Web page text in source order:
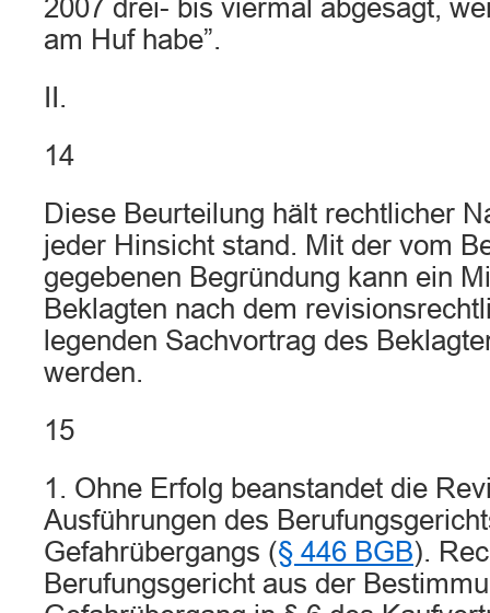
2007 drei- bis viermal abgesagt,
am Huf habe”.
II.
14
Diese Beurteilung hält rechtlicher
jeder Hinsicht stand. Mit der vom
gegebenen Begründung kann ein
Beklagten nach dem
legenden Sachvortrag des
werden.
15
1. Ohne Erfolg beanstandet die
Ausführungen des
Gefahrübergangs (§ 446 BGB).
Berufungsgericht aus der